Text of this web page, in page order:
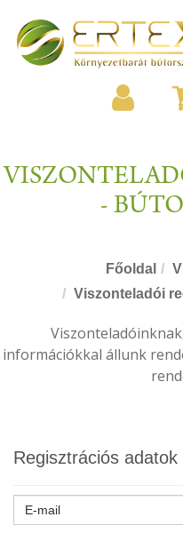
-
Főoldal
Viszonteladói
információkkal állunk
Regisztrációs adatok